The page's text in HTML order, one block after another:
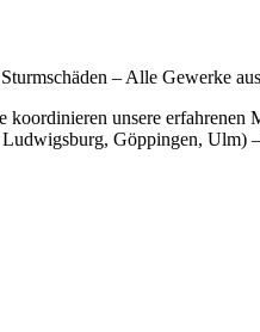
– Alle Gewerke
koordinieren unsere
Göppingen,